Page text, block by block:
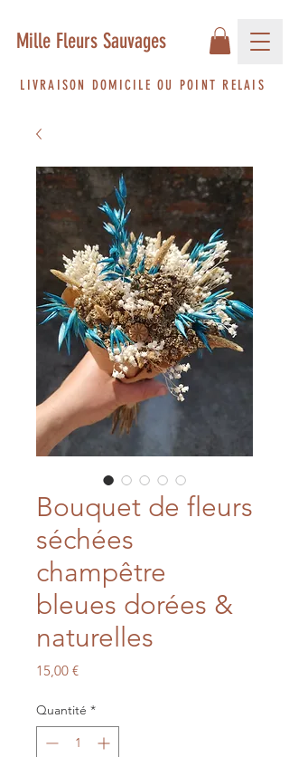
Mille Fleurs Sauvages
LIVRAISON DOMICILE OU POINT RELAIS
Bouquet de fleurs
séchées
champêtre
bleues dorées &
naturelles
15,00 €Prix
Quantité *